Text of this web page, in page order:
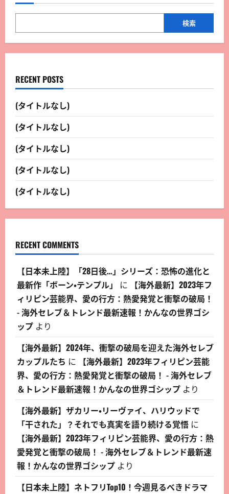
検索
RECENT POSTS
(タイトルなし)
(タイトルなし)
(タイトルなし)
(タイトルなし)
(タイトルなし)
RECENT COMMENTS
【日本未上陸】「28日後…」シリーズ：恐怖の進化と
最新作「ボーン・テンプル」
に
【海外最新】2023年フ
ィリピン芸能界、愛の行方：熱愛発覚と衝撃の破局！
- 海外セレブ＆トレンド最新速報！かんなの世界ゴシ
ップ より
【海外最新】2024年、衝撃の破局を迎えた海外セレブ
カップルたち に
【海外最新】2023年フィリピン芸能
界、愛の行方：熱愛発覚と衝撃の破局！ - 海外セレブ
＆トレンド最新速報！かんなの世界ゴシップ より
【海外最新】ザカリー・リーヴァイ、ハリウッドで
「干された」？それでも真実を語り続ける覚悟 に
【海外最新】2023年フィリピン芸能界、愛の行方：熱
愛発覚と衝撃の破局！ - 海外セレブ＆トレンド最新速
報！かんなの世界ゴシップ より
【日本未上陸】ネトフリTop10！今週見るべきドラマ